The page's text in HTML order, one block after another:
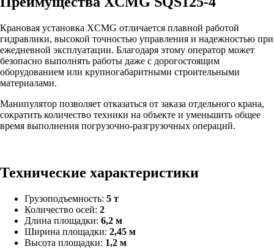
Крановая установка XCMG отличается плавной работой
гидравлики, высокой точностью управления и надежностью при
ежедневной эксплуатации. Благодаря этому оператор может
безопасно выполнять работы даже с дорогостоящим
оборудованием или крупногабаритными строительными
материалами.
Манипулятор позволяет отказаться от заказа отдельного крана,
сократить количество техники на объекте и уменьшить общее
время выполнения погрузочно-разгрузочных операций.
Технические характеристики
Грузоподъемность: 5 т
Количество осей: 2
Длина площадки: 6,2 м
Ширина площадки: 2,45 м
Высота площадки: 1,2 м